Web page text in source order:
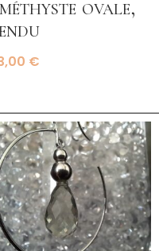
ovale,
€